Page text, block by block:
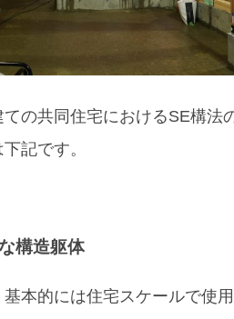
の共同住宅におけるSE構法
記です。
構造躯体
基本的には住宅スケールで使